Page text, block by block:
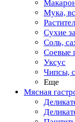
Мука,
Сухие
Соль,
Соевые
Уксус
Чипсы,
Еще
Мясная